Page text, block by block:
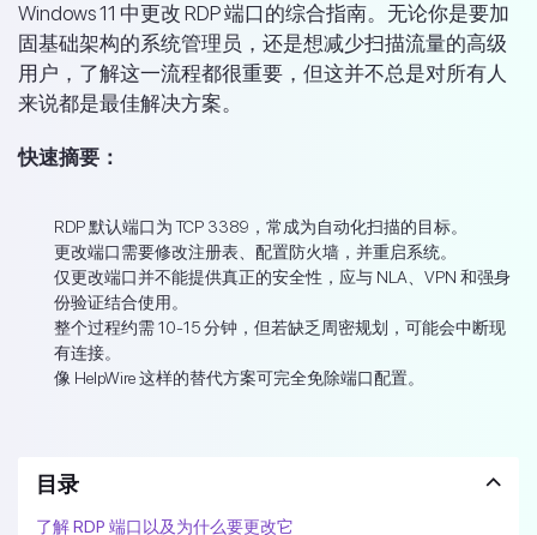
Windows 11 中更改 RDP 端口的综合指南。无论你是要加
固基础架构的系统管理员，还是想减少扫描流量的高级
用户，了解这一流程都很重要，但这并不总是对所有人
来说都是最佳解决方案。
快速摘要：
RDP 默认端口为 TCP 3389，常成为自动化扫描的目标。
更改端口需要修改注册表、配置防火墙，并重启系统。
仅更改端口并不能提供真正的安全性，应与 NLA、VPN 和强身
份验证结合使用。
整个过程约需 10-15 分钟，但若缺乏周密规划，可能会中断现
有连接。
像 HelpWire 这样的替代方案可完全免除端口配置。
目录
了解 RDP 端口以及为什么要更改它